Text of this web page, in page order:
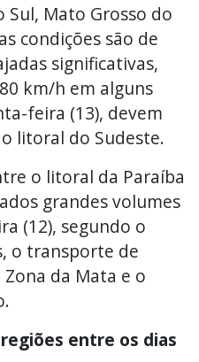
Sul, Mato Grosso do
condições são de
significativas,
km/h em alguns
feira (13), devem
litoral do Sudeste.
o litoral da Paraíba
grandes volumes
(12), segundo o
o transporte de
da Mata e o
entre os dias